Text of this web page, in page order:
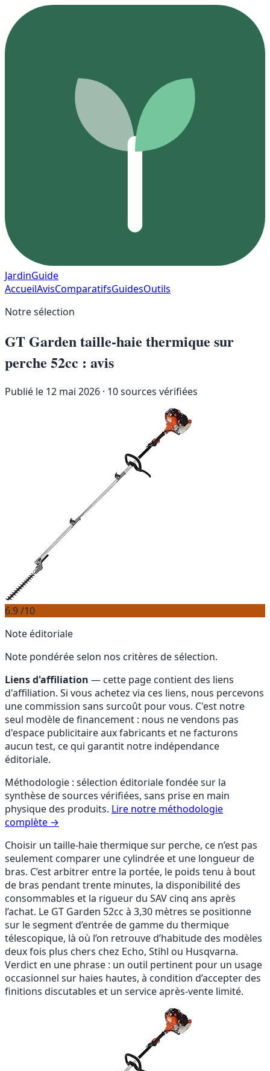
JardinGuide
AccueilAvisComparatifsGuidesOutils
Notre sélection
GT Garden taille-haie thermique sur
perche 52cc : avis
Publié le 12 mai 2026 · 10 sources vérifiées
6.9/10
Note éditoriale
Note pondérée selon nos critères de sélection.
Liens d'affiliation — cette page contient des liens
d'affiliation. Si vous achetez via ces liens, nous percevons
une commission sans surcoût pour vous. C'est notre
seul modèle de financement : nous ne vendons pas
d'espace publicitaire aux fabricants et ne facturons
aucun test, ce qui garantit notre indépendance
éditoriale.
Méthodologie : sélection éditoriale fondée sur la
synthèse de sources vérifiées, sans prise en main
physique des produits. Lire notre méthodologie
complète →
Choisir un taille-haie thermique sur perche, ce n’est pas
seulement comparer une cylindrée et une longueur de
bras. C’est arbitrer entre la portée, le poids tenu à bout
de bras pendant trente minutes, la disponibilité des
consommables et la rigueur du SAV cinq ans après
l’achat. Le GT Garden 52cc à 3,30 mètres se positionne
sur le segment d’entrée de gamme du thermique
télescopique, là où l’on retrouve d’habitude des modèles
deux fois plus chers chez Echo, Stihl ou Husqvarna.
Verdict en une phrase : un outil pertinent pour un usage
occasionnel sur haies hautes, à condition d’accepter des
finitions discutables et un service après-vente limité.